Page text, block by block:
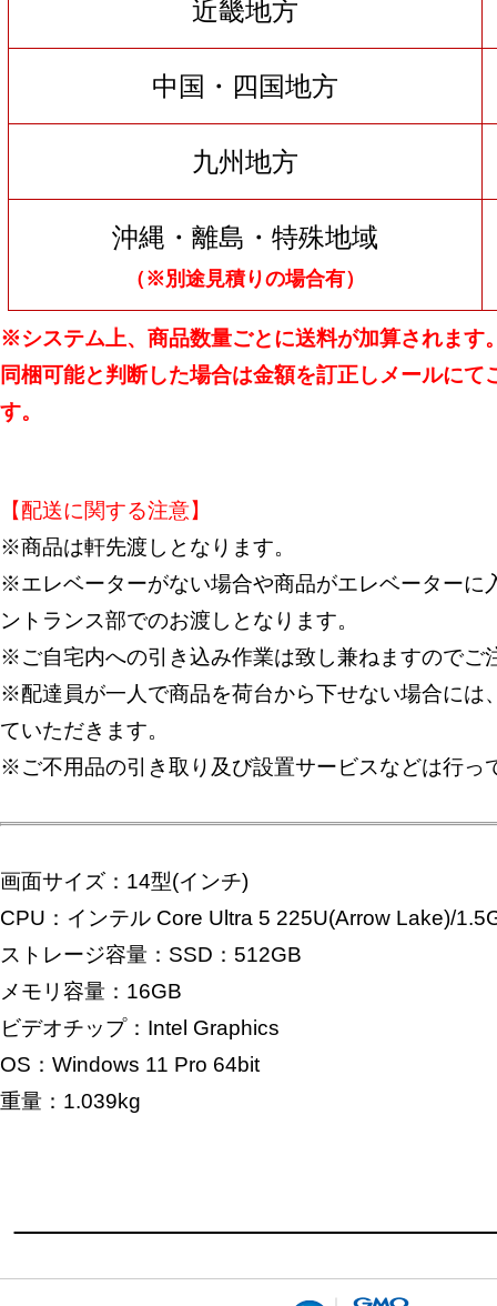
近畿地方
中国・四国地方
九州地方
沖縄・離島・特殊地域
（※別途見積りの場合有）
※システム上、商品数量ごとに送料が加算されます
同梱可能と判断した場合は金額を訂正しメールにて
す。
【配送に関する注意】
※商品は軒先渡しとなります。
※エレベーターがない場合や商品がエレベーターに
ントランス部でのお渡しとなります。
※ご自宅内への引き込み作業は致し兼ねますのでご
※配達員が一人で商品を荷台から下せない場合には
ていただきます。
※ご不用品の引き取り及び設置サービスなどは行っ
画面サイズ：14型(インチ)
CPU：インテル Core Ultra 5 225U(Arrow Lake)/
ストレージ容量：SSD：512GB
メモリ容量：16GB
ビデオチップ：Intel Graphics
OS：Windows 11 Pro 64bit
重量：1.039kg